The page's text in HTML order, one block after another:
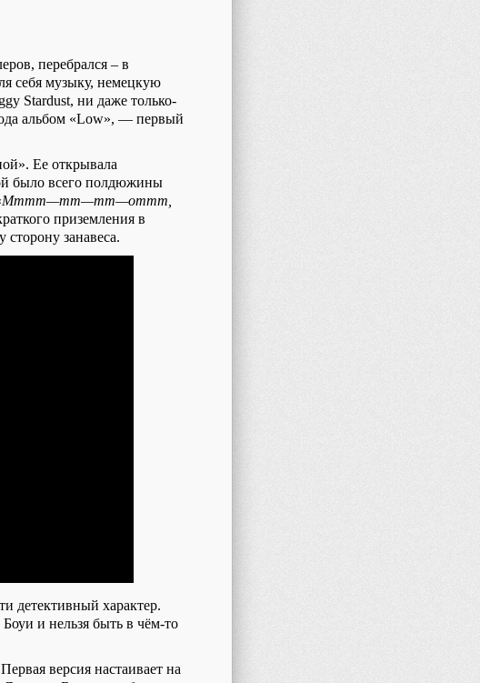
перебрался – в
себя музыку, немецкую
Stardust, ни даже только-
альбом «Low», — первый
Ее открывала
было всего полдюжины
Mmmm—mm—mm—ommm
приземления в
занавеса.
детективный характер.
и нельзя быть в чём-то
версия настаивает на